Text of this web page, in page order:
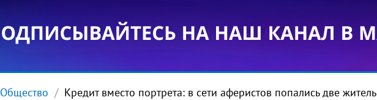
Общество Кредит вместо портрета: в сети аферистов попались две